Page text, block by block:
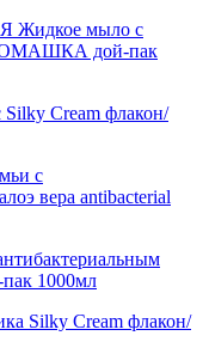
мыло с
РОМАШКА дой-пак
Cream флакон/
с
вера antibacterial
1000мл
Silky Cream флакон/